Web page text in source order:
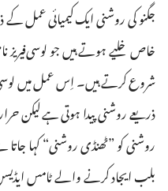
جگنو کی روشنی ایک کیمیائی عمل
خاص خلیے ہوتے ہیں جو لوسی‌فیریز
شروع کرتے ہیں۔‏ اِس عمل میں
ذریعے روشنی پیدا ہوتی ہے لیکن
روشنی کو ”‏ٹھنڈی روشنی“‏ کہا جاتا
بلب ایجاد کرنے والے ٹامس